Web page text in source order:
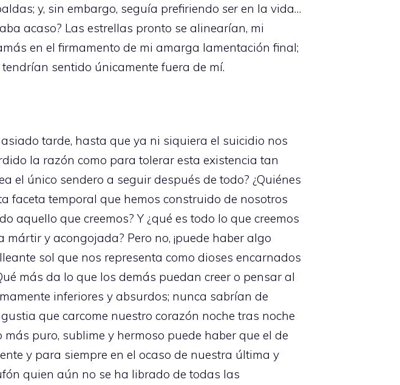
y, sin embargo, seguía prefiriendo ser en la vida…
acaso? Las estrellas pronto se alinearían, mi
en el firmamento de mi amarga lamentación final;
sentido únicamente fuera de mí.
tarde, hasta que ya ni siquiera el suicidio nos
la razón como para tolerar esta existencia tan
el único sendero a seguir después de todo? ¿Quiénes
faceta temporal que hemos construido de nosotros
aquello que creemos? Y ¿qué es todo lo que creemos
y acongojada? Pero no, ¡puede haber algo
sol que nos representa como dioses encarnados
más da lo que los demás puedan creer o pensar al
inferiores y absurdos; nunca sabrían de
que carcome nuestro corazón noche tras noche
puro, sublime y hermoso puede haber que el de
y para siempre en el ocaso de nuestra última y
quien aún no se ha librado de todas las